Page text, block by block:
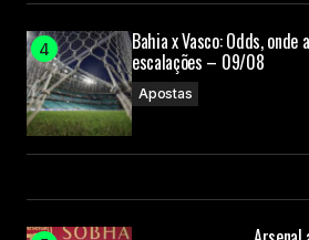
Bahia x Vasco: Odds,
escalações – 09/08
Apostas